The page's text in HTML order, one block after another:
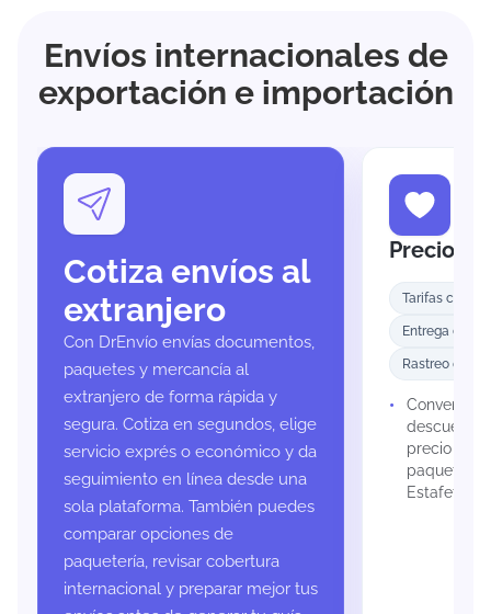
Envíos internacionales de
exportación e importación
Cotiza envíos al
extranjero
Con DrEnvío envías documentos,
paquetes y mercancía al
extranjero de forma rápida y
segura. Cotiza en segundos, elige
servicio exprés o económico y da
seguimiento en línea desde una
sola plataforma. También puedes
comparar opciones de
paquetería, revisar cobertura
internacional y preparar mejor tus
Precios
Tarifas
Entrega
Rastreo en
Convenios
descuento
precio
Estafeta y